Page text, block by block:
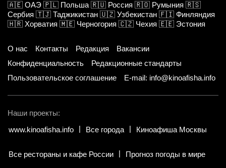
🇦🇪 ОАЭ 🇵🇱 Польша 🇷🇺 Россия 🇷🇴 Румыния 🇷🇸
Сербия 🇹🇯 Таджикистан 🇺🇿 Узбекистан 🇫🇮 Финляндия
🇭🇷 Хорватия 🇲🇪 Черногория 🇨🇿 Чехия 🇪🇪 Эстония
О нас Контакты Редакция
Вакансии
Конфиденциальность
Редакционные стандарты
Пользовательское соглашение
E-mail: info@kinoafisha.info
Наши проекты:
www.kinoafisha.info
Все города Киноафиша Москвы
Все рестораны и кафе России Прогноз погоды в мире